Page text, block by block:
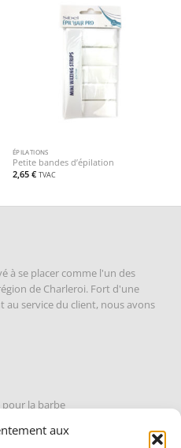
aux
ÉPILATIONS
Petite bandes d’épilation
2,65 € TVAC
à se placer comme l'un des
de Charleroi. Fort d'une
service du client, nous avons
pour la barbe